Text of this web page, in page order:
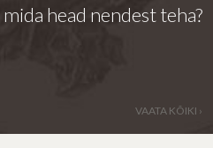
mida head nendest teha?
VAATA KÕIKI ›